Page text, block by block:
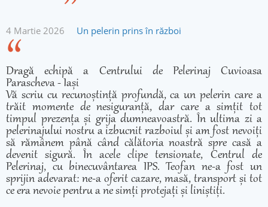
4 Martie 2026 Un pelerin prins în război
Dragă echipă a Centrului de Pelerinaj Cuvioasa
Parascheva - Iași
Vă scriu cu recunoștință profundă, ca un pelerin care a
trăit momente de nesiguranță, dar care a simțit tot
timpul prezența și grija dumneavoastră. În ultima zi a
pelerinajului nostru a izbucnit razboiul și am fost nevoiți
să rămânem până când călătoria noastră spre casă a
devenit sigură. În acele clipe tensionate, Centrul de
Pelerinaj, cu binecuvântarea IPS. Teofan ne-a fost un
sprijin adevarat: ne-a oferit cazare, masă, transport și tot
ce era nevoie pentru a ne simți protejați și liniștiți.